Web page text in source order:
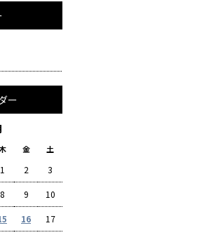
ー
金 土
1 2 3
8 9 10
16 17